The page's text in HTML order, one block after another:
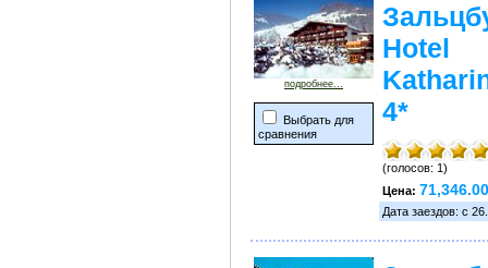
подробнее...
Выбрать для
сравнения
Hotel
4*
(голосов: 1)
Цена:
Дата заездов: с